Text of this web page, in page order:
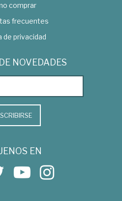
comprar
frecuentes
de privacidad
NOVEDADES
EN